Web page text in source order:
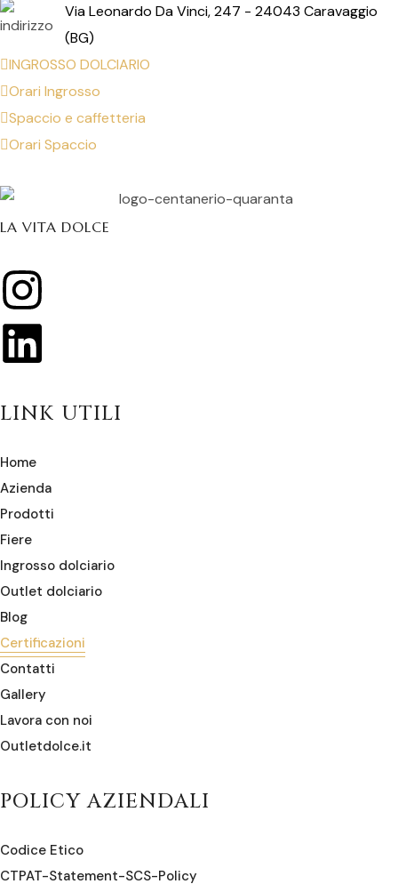
Via Leonardo Da Vinci, 247 - 24043 Caravaggio
(BG)
INGROSSO DOLCIARIO
Orari Ingrosso
Spaccio e caffetteria
Orari Spaccio
LA VITA DOLCE
LINK UTILI
Home
Azienda
Prodotti
Fiere
Ingrosso dolciario
Outlet dolciario
Blog
Certificazioni
Contatti
Gallery
Lavora con noi
Outletdolce.it
POLICY AZIENDALI
Codice Etico
CTPAT-Statement-SCS-Policy